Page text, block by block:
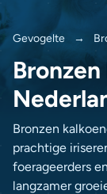
Gevogelte →
Bronzen
prachtige
foerageerders
langzamer